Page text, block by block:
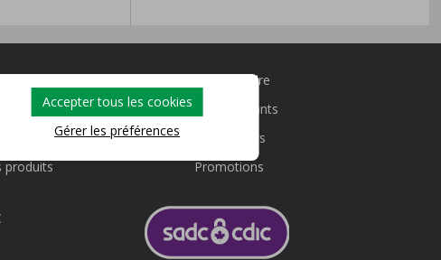
Accepter tous les cookies
Gérer les préférences
produits
Nous joindre
Taux courants
Calculateurs
Promotions